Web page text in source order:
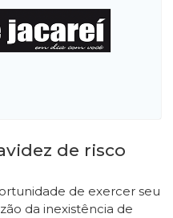
de risco
de exercer seu
da inexistência de